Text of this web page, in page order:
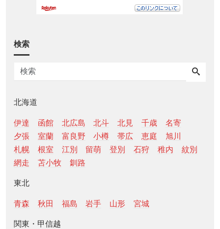
検索
北海道
伊達 函館 北広島 北斗 北見 千歳
名寄
夕張
室蘭 富良野 小樽 帯広 恵庭
旭川
札幌
根室 江別 留萌 登別 石狩 稚内
紋別
網走
苫小牧 釧路
東北
青森 秋田 福島 岩手 山形 宮城
関東・甲信越